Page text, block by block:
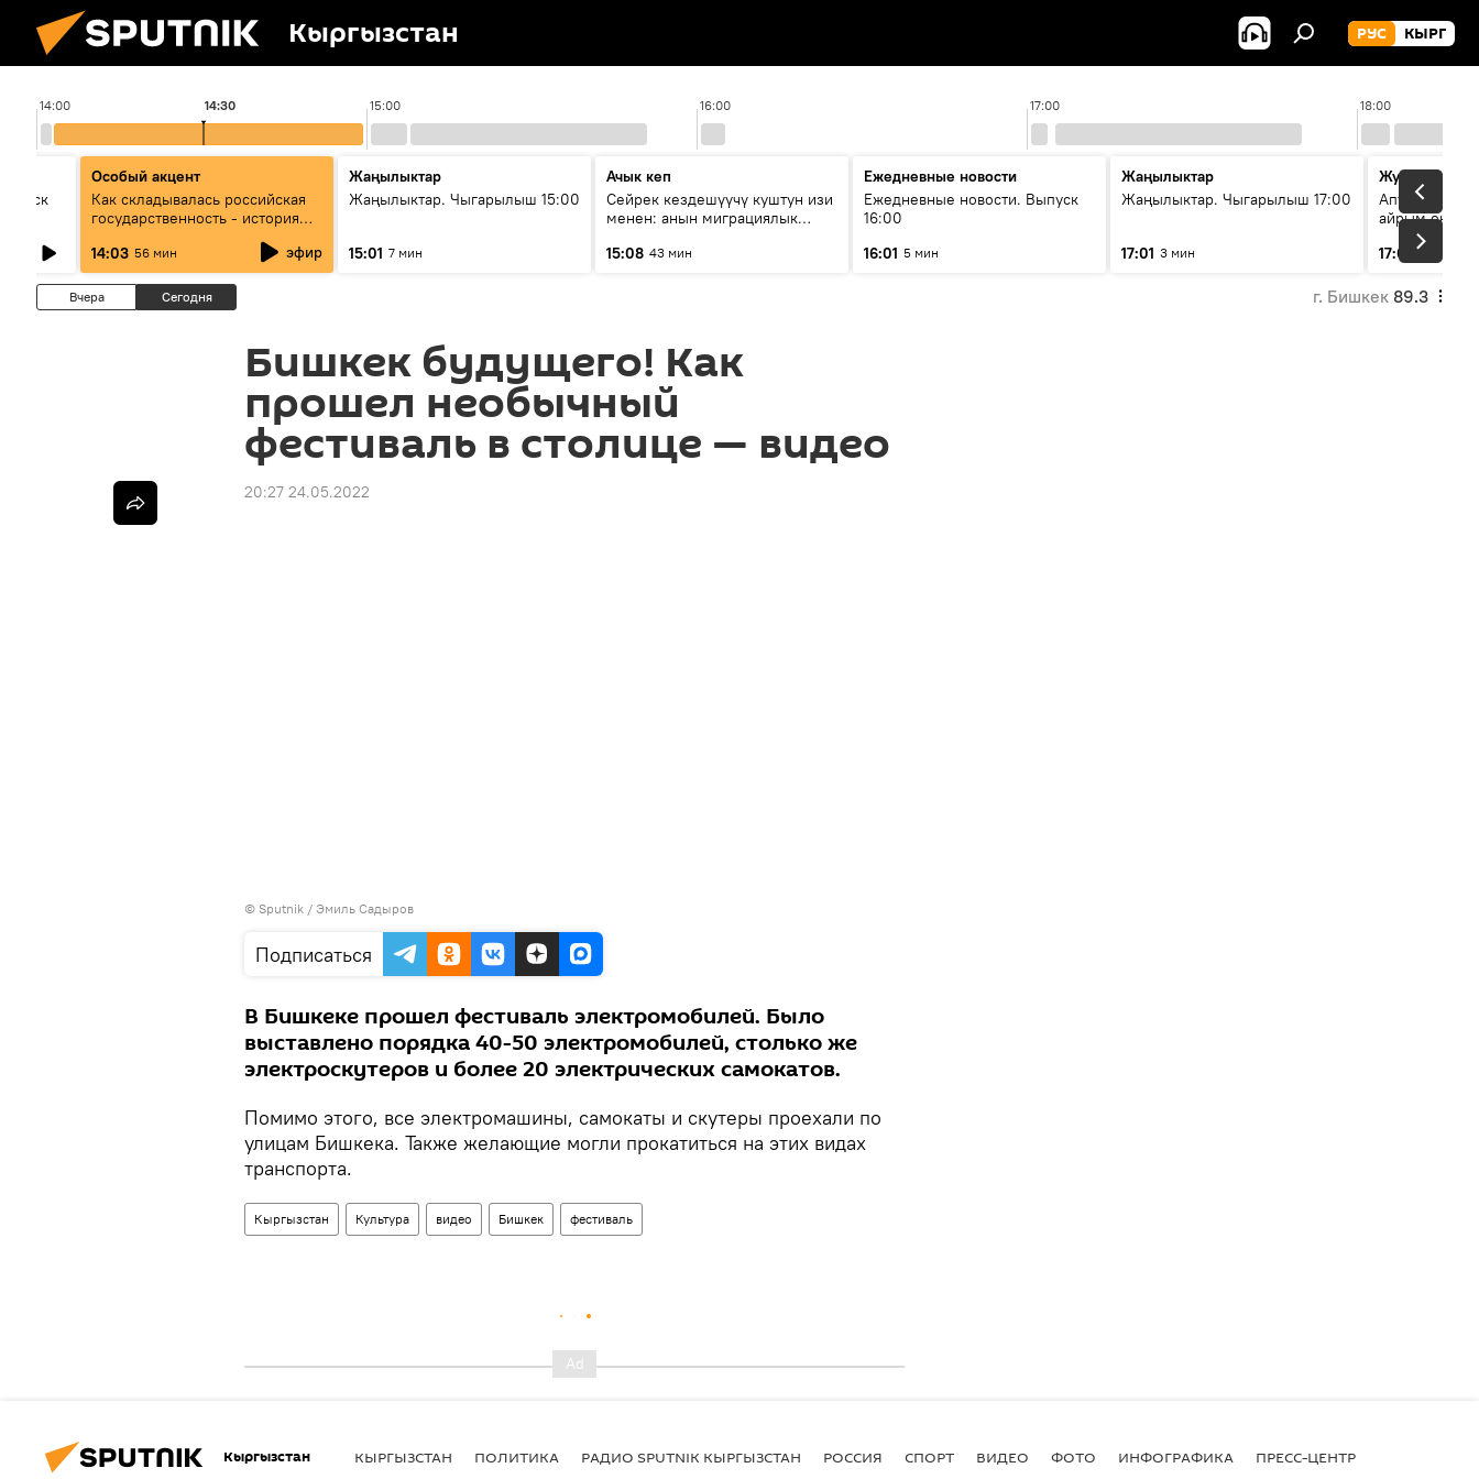
Кыргызстан РУС КЫРГ
14:00 15:00 16:00 17:00 18:00
14:30
Особый акцент
Как складывалась российская
государственность - история
России и геополитика Евразии
глазами аналитиков
14:03 56 мин эфир
Жаңылыктар
Жаңылыктар. Чыгарылыш 15:00
15:01 7 мин
Ачык кеп
Сейрек кездешүүчү куштун изи
менен: анын миграциялык
15:08 43 мин
Ежедневные новости
Ежедневные новости. Выпуск
16:00
16:01 5 мин
Жаңылыктар
Жаңылыктар. Чыгарылыш 17:00
17:01 3 мин
Жума
Апта ичинде
айрым
17:05
Вчера Сегодня г. Бишкек 89.3
Бишкек будущего! Как
прошел необычный
фестиваль в столице — видео
20:27 24.05.2022
© Sputnik / Эмиль Садыров
Подписаться
В Бишкеке прошел фестиваль электромобилей. Было
выставлено порядка 40-50 электромобилей, столько же
электроскутеров и более 20 электрических самокатов.
Помимо этого, все электромашины, самокаты и скутеры проехали по
улицам Бишкека. Также желающие могли прокатиться на этих видах
транспорта.
Кыргызстан Культура видео Бишкек фестиваль
Кыргызстан КЫРГЫЗСТАН ПОЛИТИКА РАДИО SPUTNIK КЫРГЫЗСТАН РОССИЯ СПОРТ ВИДЕО ФОТО ИНФОГРАФИКА ПРЕСС-ЦЕНТР